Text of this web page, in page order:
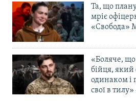
Та, що
мріє
«Свобода»
«Боляче,
бійця, який
одинаком і
свої в